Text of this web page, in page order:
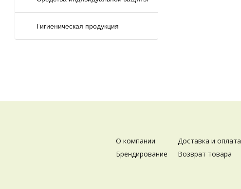
Гигиеническая продукция
О компании
Брендирование
Доставка и оплата
Возврат товара